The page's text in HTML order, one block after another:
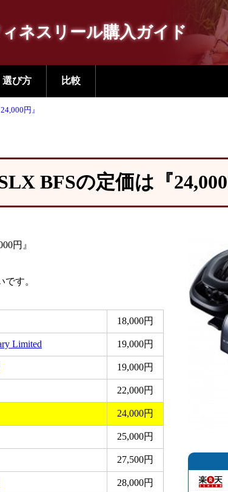
ネスリール購入ガイド
選び方 比較
円』
BFSの定価は『24,000
円』
す。
18,000円
Limited 19,000円
19,000円
22,000円
24,000円
25,000円
27,500円
28,000円